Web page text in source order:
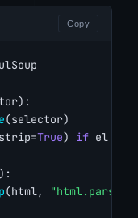
Copy
(selector)
True) if el
(html, "html.parser"